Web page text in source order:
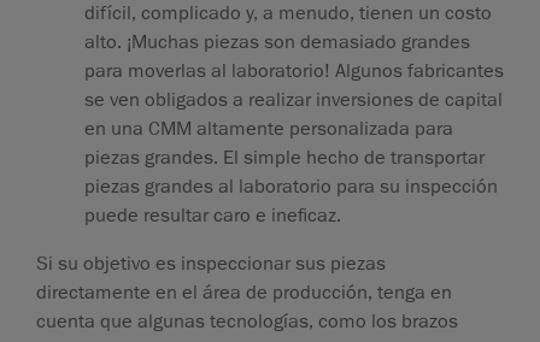
difícil, complicado y, a menudo, tienen un costo
alto. ¡Muchas piezas son demasiado grandes
para moverlas al laboratorio! Algunos fabricantes
se ven obligados a realizar inversiones de capital
en una CMM altamente personalizada para
piezas grandes. El simple hecho de transportar
piezas grandes al laboratorio para su inspección
puede resultar caro e ineficaz.
Si su objetivo es inspeccionar sus piezas
directamente en el área de producción, tenga en
cuenta que algunas tecnologías, como los brazos